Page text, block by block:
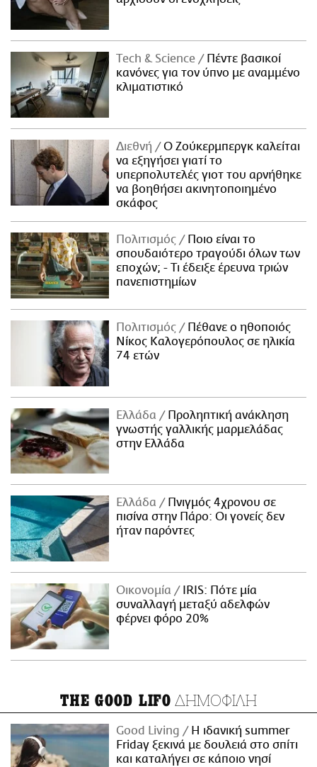
Τech & Science
Πέντε βασικοί
κανόνες για τον ύπνο με αναμμένο
κλιματιστικό
Διεθνή
Ο Ζούκερμπεργκ καλείται
να εξηγήσει γιατί το
υπερπολυτελές γιοτ του αρνήθηκε
να βοηθήσει ακινητοποιημένο
σκάφος
Πολιτισμός
Ποιο είναι το
σπουδαιότερο τραγούδι όλων των
εποχών; - Τι έδειξε έρευνα τριών
πανεπιστημίων
Πολιτισμός
Πέθανε ο ηθοποιός
Νίκος Καλογερόπουλος σε ηλικία
74 ετών
Ελλάδα
Προληπτική ανάκληση
γνωστής γαλλικής μαρμελάδας
στην Ελλάδα
Ελλάδα
Πνιγμός 4χρονου σε
πισίνα στην Πάρο: Οι γονείς δεν
ήταν παρόντες
Οικονομία
IRIS: Πότε μία
συναλλαγή μεταξύ αδελφών
φέρνει φόρο 20%
THE GOOD LIFO ΔΗΜΟΦΙΛΗ
Good Living
Η ιδανική summer
Friday ξεκινά με δουλειά στο σπίτι
και καταλήγει σε κάποιο νησί